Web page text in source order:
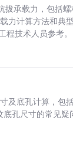
拔承载力，包括
力计算方法和
程技术人员参考。
及底孔计算，
底孔尺寸的常见